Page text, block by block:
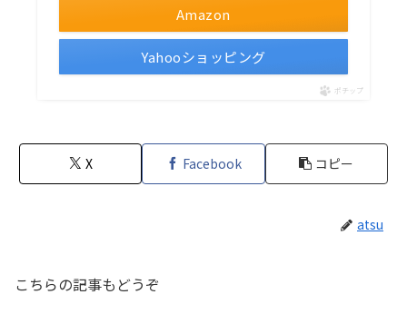
Amazon
Yahooショッピング
ポチップ
X Facebook コピー
atsu
こちらの記事もどうぞ